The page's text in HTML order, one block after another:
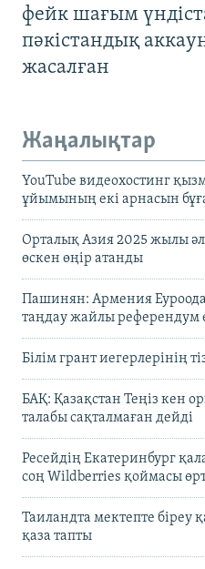
фейк шағым
пәкістандық
жасалған
Жаңалықтар
YouTube видеохостинг
ұйымының екі арнасын
Орталық Азия 2025 жылы
өскен өңір атанды
Пашинян: Армения
таңдау жайлы референдум
Білім грант иегерлерінің
БАҚ: Қазақстан Теңіз кен
талабы сақталмаған дейді
Ресейдің Екатеринбург
соң Wildberries қоймасы
Таиландта мектепте біреу
қаза тапты